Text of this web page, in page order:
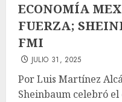
ECONOMÍA
FUERZA;
FMI
JULIO 31, 2025
Por Luis Martínez
Sheinbaum celebró